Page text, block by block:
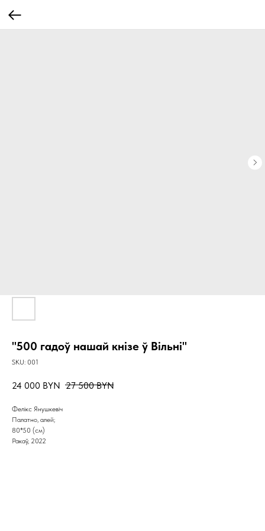
"500 гадоў нашай кнізе ў Вільні"
SKU: 001
24 000 BYN 27 500 BYN
Фелікс Янушкевіч
Палатно, алей;
80*50 (см)
Ракаў, 2022